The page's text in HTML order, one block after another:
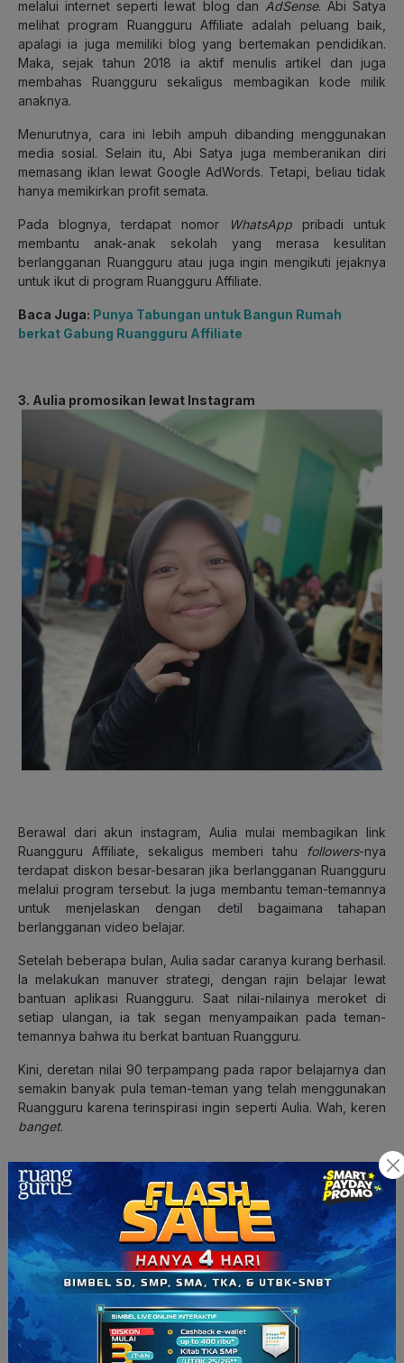
melalui internet seperti lewat blog dan AdSense. Abi Satya
melihat program Ruangguru Affiliate adalah peluang baik,
apalagi ia juga memiliki blog yang bertemakan pendidikan.
Maka, sejak tahun 2018 ia aktif menulis artikel dan juga
membahas Ruangguru sekaligus membagikan kode milik
anaknya.
Menurutnya, cara ini lebih ampuh dibanding menggunakan
media sosial. Selain itu, Abi Satya juga memberanikan diri
memasang iklan lewat Google AdWords. Tetapi, beliau tidak
hanya memikirkan profit semata.
Pada blognya, terdapat nomor WhatsApp pribadi untuk
membantu anak-anak sekolah yang merasa kesulitan
berlangganan Ruangguru atau juga ingin mengikuti jejaknya
untuk ikut di program Ruangguru Affiliate.
Baca Juga: Punya Tabungan untuk Bangun Rumah
berkat Gabung Ruangguru Affiliate
3. Aulia promosikan lewat Instagram
Berawal dari akun instagram, Aulia mulai membagikan link
Ruangguru Affiliate, sekaligus memberi tahu followers-nya
terdapat diskon besar-besaran jika berlangganan Ruangguru
melalui program tersebut. Ia juga membantu teman-temannya
untuk menjelaskan dengan detil bagaimana tahapan
berlangganan video belajar.
Setelah beberapa bulan, Aulia sadar caranya kurang berhasil.
Ia melakukan manuver strategi, dengan rajin belajar lewat
bantuan aplikasi Ruangguru. Saat nilai-nilainya meroket di
setiap ulangan, ia tak segan menyampaikan pada teman-
temannya bahwa itu berkat bantuan Ruangguru.
Kini, deretan nilai 90 terpampang pada rapor belajarnya dan
semakin banyak pula teman-teman yang telah menggunakan
Ruangguru karena terinspirasi ingin seperti Aulia. Wah, keren
banget.
4. Dony Aryua mengubah kode agar menarik